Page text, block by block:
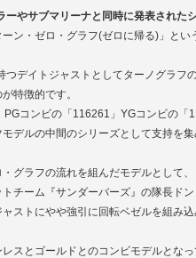
やサブマリーナと同時に発表された
ン・ゼロ・グラフ(ゼロに帰る)」とい
つデイトジャストとしてターノグラフ
特徴的です。
コンビの「116261」YGコンビの
デルの中間のシリーズとして支持を集
グラフの流れを組んだモデルとして
チーム『サンダーバーズ』の隊長ド
ストにやや強引に回転ベゼルを組み
スとゴールドとのコンビモデルとなっ